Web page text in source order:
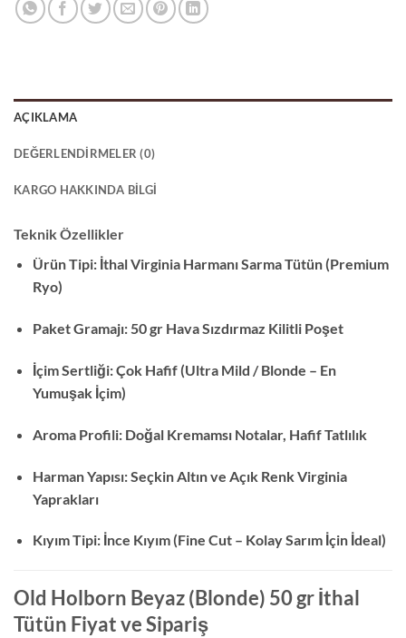
AÇIKLAMA
DEĞERLENDIRMELER (0)
KARGO HAKKINDA BILGI
Teknik Özellikler
Ürün Tipi: İthal Virginia Harmanı Sarma Tütün (Premium
Ryo)
Paket Gramajı: 50 gr Hava Sızdırmaz Kilitli Poşet
İçim Sertliği: Çok Hafif (Ultra Mild / Blonde – En
Yumuşak İçim)
Aroma Profili: Doğal Kremamsı Notalar, Hafif Tatlılık
Harman Yapısı: Seçkin Altın ve Açık Renk Virginia
Yaprakları
Kıyım Tipi: İnce Kıyım (Fine Cut – Kolay Sarım İçin İdeal)
Old Holborn Beyaz (Blonde) 50 gr İthal
Tütün Fiyat ve Sipariş